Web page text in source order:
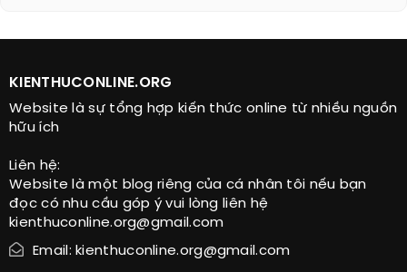
KIENTHUCONLINE.ORG
Website là sự tổng hợp kiến thức online từ nhiều nguồn
hữu ích
Liên hệ:
Website là một blog riêng của cá nhân tôi nếu bạn
đọc có nhu cầu góp ý vui lòng liên hệ
kienthuconline.org@gmail.com
Email: kienthuconline.org@gmail.com